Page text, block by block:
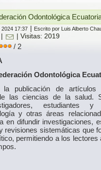
Odontológica
17:37 Escrito por Luis Alberto
| Visitas: 2019
/ 2
Odontológica
publicación de artículos
las ciencias de la salud.
estudiantes y
y otras áreas
en difundir investigaciones,
revisiones sistemáticas que
permitiendo a los lectores